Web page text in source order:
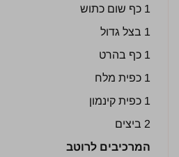
1 כף שום כתוש
1 בצל גדול
1 כף בהרט
1 כפית מלח
1 כפית קינמון
2 ביצים
המרכיבים לרוטב